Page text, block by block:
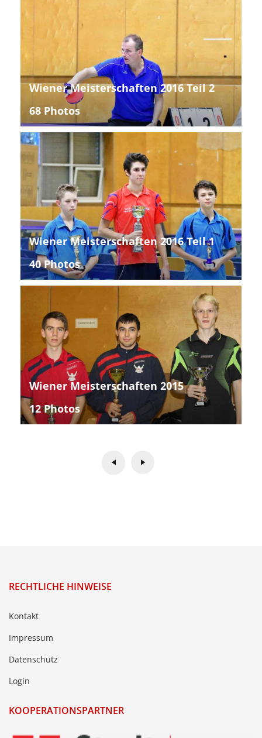
Wiener Meisterschaften 2016 Teil 2
68 Photos
Wiener Meisterschaften 2016 Teil 1
40 Photos
Wiener Meisterschaften 2015
12 Photos
RECHTLICHE HINWEISE
Kontakt
Impressum
Datenschutz
Login
KOOPERATIONSPARTNER